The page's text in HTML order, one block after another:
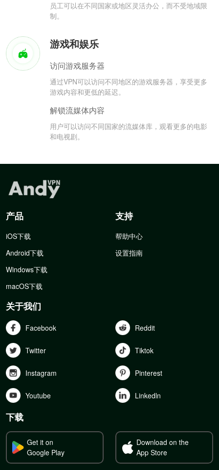
员工可以在不同国家或地区灵活办公，而不受地域限
制。
游戏和娱乐
访问游戏服务器
通过VPN可以访问不同地区的游戏服务器，享受更多
游戏内容和更低的延迟。
解锁流媒体内容
用户可以访问不同国家的流媒体库，观看更多的电影
和电视剧。
产品
iOS下载
Android下载
Windows下载
macOS下载
支持
帮助中心
设置指南
关于我们
Facebook Reddit
Twitter Tiktok
Instagram Pinterest
Youtube Linkedln
下载
Get it on
Google Play
Download on the
App Store